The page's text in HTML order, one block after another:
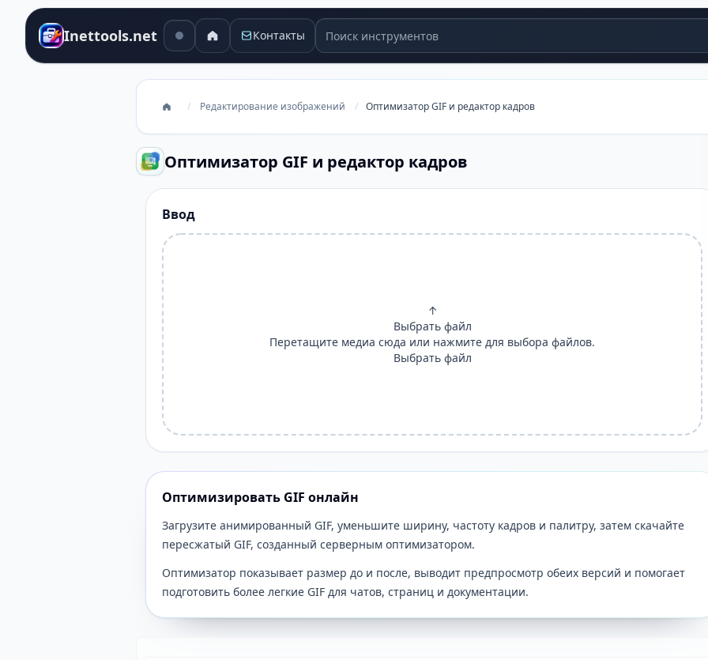
Inettools.net Контакты Поиск инструментов
/ Редактирование изображений / Оптимизатор GIF и редактор кадров
Оптимизатор GIF и редактор кадров
Ввод
↑
Выбрать файл
Перетащите медиа сюда или нажмите для выбора файлов.
Выбрать файл
Оптимизировать GIF онлайн
Загрузите анимированный GIF, уменьшите ширину, частоту кадров и палитру, затем скачайте
пересжатый GIF, созданный серверным оптимизатором.
Оптимизатор показывает размер до и после, выводит предпросмотр обеих версий и помогает
подготовить более легкие GIF для чатов, страниц и документации.